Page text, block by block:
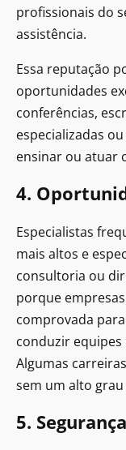
profissionais do
assistência.
Essa reputação
oportunidades
conferências,
especializadas
ensinar ou atuar
4.
Especialistas
mais altos e
consultoria ou
porque
comprovada
conduzir
Algumas
sem um alto
5.